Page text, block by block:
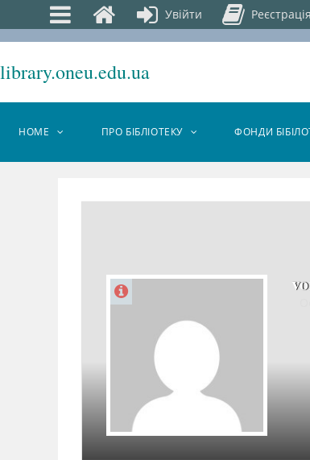
library.oneu.edu.ua
HOME ПРО БІБЛІОТЕКУ ФОНДИ
Увійти Реєстрація